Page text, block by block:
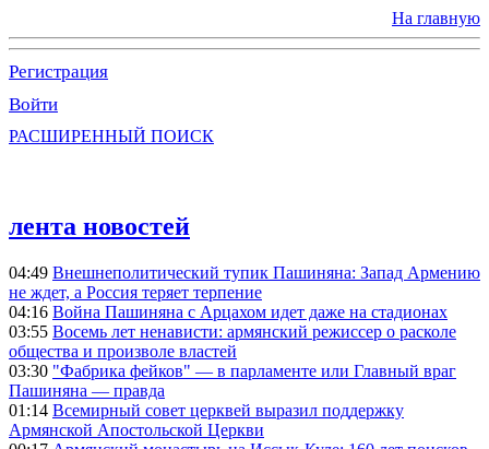
На главную
Регистрация
Войти
РАСШИРЕННЫЙ ПОИСК
лента новостей
04:49 Внешнеполитический тупик Пашиняна: Запад Армению
не ждет, а Россия теряет терпение
04:16 Война Пашиняна с Арцахом идет даже на стадионах
03:55 Восемь лет ненависти: армянский режиссер о расколе
общества и произволе властей
03:30 "Фабрика фейков" — в парламенте или Главный враг
Пашиняна — правда
01:14 Всемирный совет церквей выразил поддержку
Армянской Апостольской Церкви